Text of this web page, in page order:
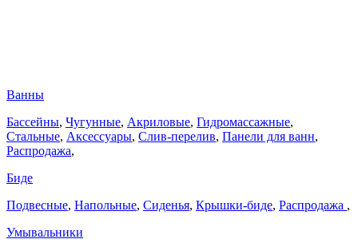
Ванны
Бассейны, Чугунные, Акриловые, Гидромассажные,
Стальные, Аксессуары, Слив-перелив, Панели для ванн,
Распродажа,
Биде
Подвесные, Напольные, Сиденья, Крышки-биде, Распродажа ,
Умывальники